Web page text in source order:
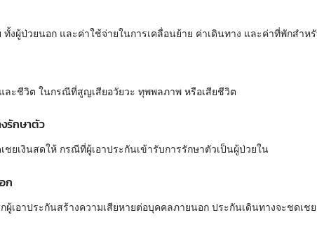
ทั้งผู้ป่วยนอก และค่าใช้จ่ายในการเคลื่อนย้าย ค่าเดินทาง และค่าที่พักส
ละชีวิต ในกรณีที่สูญเสียอวัยวะ ทุพพลภาพ หรือเสียชีวิต
รักษาตัว
ชยเงินสดให้ กรณีที่ผู้เอาประกันเข้ารับการรักษาตัวเป็นผู้ป่วยใน
ก
ผู้เอาประกันสร้างความเสียหายต่อบุคคลภายนอก ประกันเดินทางจะชดเช